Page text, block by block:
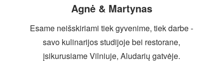
Agnė & Martynas
Esame neišskiriami tiek gyvenime, tiek darbe -
savo kulinarijos studijoje bei restorane,
įsikurusiame Vilniuje, Aludarių gatvėje.